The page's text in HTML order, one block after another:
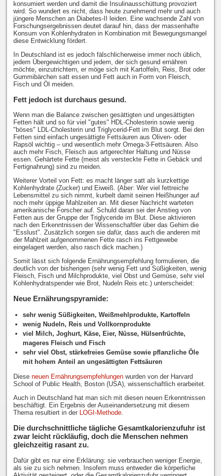
konsumiert werden und damit die Insulinausschüttung provoziert
wird. So wundert es nicht, dass heute zunehmend mehr und auch
jüngere Menschen an Diabetes-II leiden. Eine wachsende Zahl von
Forschungsergebnissen deutet darauf hin, dass der massenhafte
Konsum von Kohlenhydraten in Kombination mit Bewegungsmangel
diese Entwicklung fördert.
In Deutschland ist es jedoch fälschlicherweise immer noch üblich,
jedem Übergewichtigen und jedem, der sich gesund ernähren
möchte, einzutrichtern, er möge sich mit Kartoffeln, Reis, Brot oder
Gummibärchen satt essen und Fett auch in Form von Fleisch,
Fisch und Öl meiden.
Fett jedoch ist durchaus gesund.
Wenn man die Balance zwischen gesättigten und ungesättigten
Fetten hält und so für viel "gutes" HDL-Cholesterin sowie wenig
"böses" LDL-Cholesterin und Triglycerid-Fett im Blut sorgt. Bei den
Fetten sind einfach ungesättigte Fettsäuren aus Oliven- oder
Rapsöl wichtig – und wesentlich mehr Omega-3-Fettsäuren. Also
auch mehr Fisch, Fleisch aus artgerechter Haltung und Nüsse
essen. Gehärtete Fette (meist als versteckte Fette in Gebäck und
Fertignahrung) sind zu meiden.
Weiterer Vorteil von Fett: es macht länger satt als kurzkettige
Kohlenhydrate (Zucker) und Eiweiß. (Aber: Wer viel fettreiche
Lebensmittel zu sich nimmt, kurbelt damit seinen Heißhunger auf
noch mehr üppige Mahlzeiten an. Mit dieser Nachricht warteten
amerikanische Forscher auf. Schuld daran sei der Anstieg von
Fetten aus der Gruppe der Triglyceride im Blut. Diese aktivieren
nach den Erkenntnissen der Wissenschaftler über das Gehirn die
"Esslust". Zusätzlich sorgen sie dafür, dass auch die anderen mit
der Mahlzeit aufgenommenen Fette rasch ins Fettgewebe
eingelagert werden, also rasch dick machen.)
Somit lässt sich folgende Ernährungsempfehlung formulieren, die
deutlich von der bisherigen (sehr wenig Fett und Süßigkeiten, wenig
Fleisch, Fisch und Milchprodukte, viel Obst und Gemüse, sehr viel
Kohlenhydratspender wie Brot, Nudeln Reis etc.) unterscheidet:
Neue Ernährungspyramide:
sehr wenig Süßigkeiten, Weißmehlprodukte, Kartoffeln
wenig Nudeln, Reis und Vollkornprodukte
viel Milch, Joghurt, Käse, Eier, Nüsse, Hülsenfrüchte,
mageres Fleisch und Fisch
sehr viel Obst, stärkefreies Gemüse sowie pflanzliche Öle
mit hohem Anteil an ungesättigten Fettsäuren
Diese neuen Ernährungsempfehlungenwurden von der Harvard
School of Public Health, Boston (USA), wissenschaftlich erarbeitet.
Auch in Deutschland hat man sich mit diesen neuen Erkenntnissen
beschäftigt. Ein Ergebnis der Auseinandersetzung mit diesem
Thema resultiert in der LOGI-Methode.
Die durchschnittliche tägliche Gesamtkalorienzufuhr ist
zwar leicht rückläufig, doch die Menschen nehmen
gleichzeitig rasant zu.
Dafür gibt es nur eine Erklärung: sie verbrauchen weniger Energie,
als sie zu sich nehmen. Insofern muss entweder die körperliche